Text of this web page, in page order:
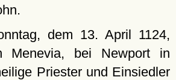
dem 13. April 1124,
Menevia, bei Newport in
Priester und Einsiedler